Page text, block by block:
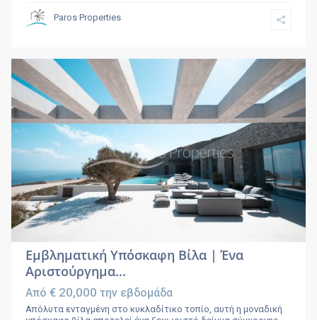
Paros Properties
Εμβληματική Υπόσκαφη Βίλα | Ένα
Αριστούργημα...
Από € 20,000την εβδομάδα
Απόλυτα ενταγμένη στο κυκλαδίτικο τοπίο, αυτή η μοναδική